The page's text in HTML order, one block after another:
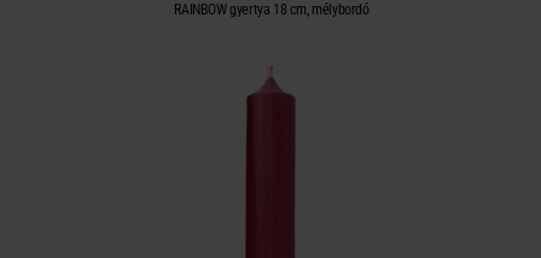
RAINBOW gyertya 18 cm, mélybordó